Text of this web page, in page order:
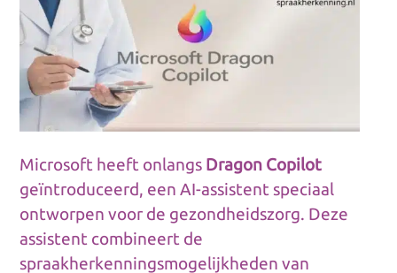
Microsoft heeft onlangs Dragon Copilot
geïntroduceerd, een AI-assistent speciaal
ontworpen voor de gezondheidszorg. Deze
assistent combineert de
spraakherkenningsmogelijkheden van